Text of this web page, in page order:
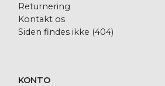
Returnering
Kontakt os
Siden findes ikke (404)
KONTO